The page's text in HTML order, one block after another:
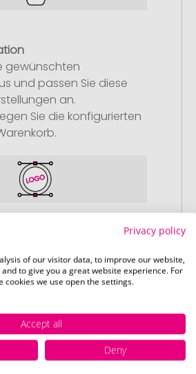
gewünschten
und passen Sie diese
an.
Sie die konfigurierten
oder Motivs
(Checkout) Ihr Logo
Sie gerade keine
zur Verfügung haben,
gerne später
Privacy policy
of our visitor data, to improve our website,
to give you a great website experience. For
we use open the settings.
Accept all
Deny